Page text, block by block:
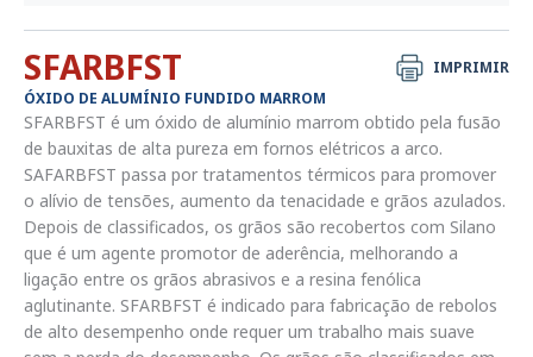
IMPRIMIR
SFARBFST
ÓXIDO DE ALUMÍNIO FUNDIDO MARROM
SFARBFST é um óxido de alumínio marrom obtido pela fusão
de bauxitas de alta pureza em fornos elétricos a arco.
SAFARBFST passa por tratamentos térmicos para promover
o alívio de tensões, aumento da tenacidade e grãos azulados.
Depois de classificados, os grãos são recobertos com Silano
que é um agente promotor de aderência, melhorando a
ligação entre os grãos abrasivos e a resina fenólica
aglutinante. SFARBFST é indicado para fabricação de rebolos
de alto desempenho onde requer um trabalho mais suave